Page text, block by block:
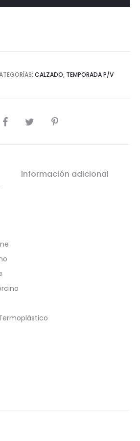
CALZADO, TEMPORADA P/V
COMPARTIR
Información adicional